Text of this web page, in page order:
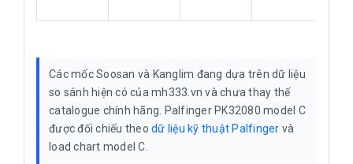
Các mốc Soosan và Kanglim đang dựa trên dữ liệu
so sánh hiện có của mh333.vn và chưa thay thế
catalogue chính hãng. Palfinger PK32080 model C
được đối chiếu theo dữ liệu kỹ thuật Palfinger và
load chart model C.